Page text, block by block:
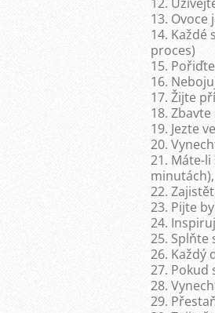
13.
14.
proces)
15.
16.
17. Žijte
18.
19. Jezte
20.
21. Máte-
22.
23. Pijte
24.
25. Splňte
26. Každý
27. Pokud
28.
29.